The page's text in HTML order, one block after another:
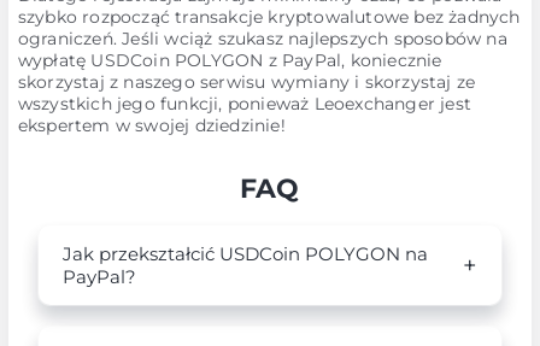
szybko rozpocząć transakcje kryptowalutowe bez żadnych
ograniczeń. Jeśli wciąż szukasz najlepszych sposobów na
wypłatę USDCoin POLYGON z PayPal, koniecznie
skorzystaj z naszego serwisu wymiany i skorzystaj ze
wszystkich jego funkcji, ponieważ Leoexchanger jest
ekspertem w swojej dziedzinie!
FAQ
Jak przekształcić USDCoin POLYGON na
PayPal?